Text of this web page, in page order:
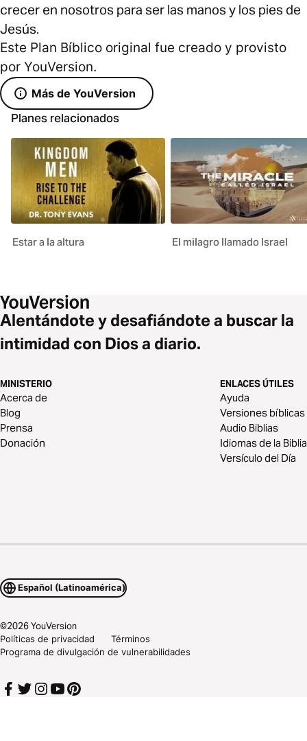
crecer en nosotros para ser las manos y los pies de
Jesús.
Este Plan Bíblico original fue creado y provisto
por YouVersion.
Más de YouVersion
Planes relacionados
Estar a la altura El milagro llamado Israel
Alentándote y desafiándote a buscar la
intimidad con Dios a diario.
MINISTERIO
Acerca de
Blog
Prensa
Donación
ENLACES ÚTILES
Ayuda
Versiones bíblicas
Audio Biblias
Idiomas de la Biblia
Versículo del Día
Español (Latinoamérica)
©2026YouVersion
Políticas de privacidad
Términos
Programa de divulgación de vulnerabilidades